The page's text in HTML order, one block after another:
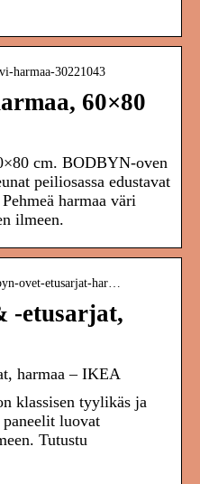
harmaa-30221043
60×80
cm. BODBYN-oven
peiliosassa edustavat
harmaa väri
ilmeen.
ovet-etusarjat-har…
-etusarjat,
harmaa – IKEA
klassisen tyylikäs ja
luovat
Tutustu